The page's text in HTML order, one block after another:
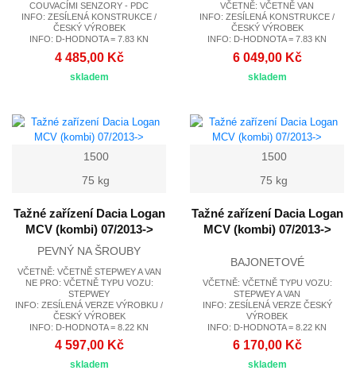
COUVACÍMI SENZORY - PDC
INFO: ZESÍLENÁ KONSTRUKCE /
ČESKÝ VÝROBEK
INFO: D-HODNOTA = 7.83 KN
4 485,00 Kč
skladem
VČETNĚ: VČETNĚ VAN
INFO: ZESÍLENÁ KONSTRUKCE /
ČESKÝ VÝROBEK
INFO: D-HODNOTA = 7.83 KN
6 049,00 Kč
skladem
1500
75 kg
Tažné zařízení Dacia Logan
MCV (kombi) 07/2013->
PEVNÝ NA ŠROUBY
VČETNĚ: VČETNĚ STEPWEY A VAN
NE PRO: VČETNĚ TYPU VOZU:
STEPWEY
INFO: ZESÍLENÁ VERZE VÝROBKU /
ČESKÝ VÝROBEK
INFO: D-HODNOTA = 8.22 KN
4 597,00 Kč
skladem
1500
75 kg
Tažné zařízení Dacia Logan
MCV (kombi) 07/2013->
BAJONETOVÉ
VČETNĚ: VČETNĚ TYPU VOZU:
STEPWEY A VAN
INFO: ZESÍLENÁ VERZE ČESKÝ
VÝROBEK
INFO: D-HODNOTA = 8.22 KN
6 170,00 Kč
skladem